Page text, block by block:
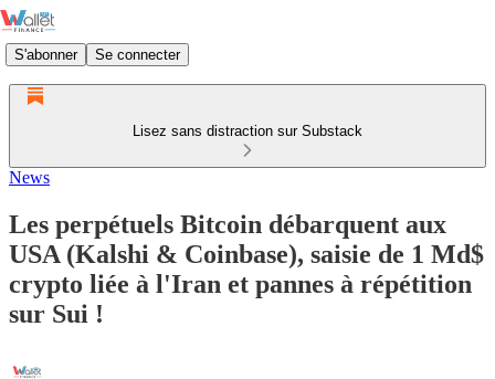
S'abonner Se connecter
Lisez sans distraction sur Substack
News
Les perpétuels Bitcoin débarquent aux
USA (Kalshi & Coinbase), saisie de 1 Md$
crypto liée à l'Iran et pannes à répétition
sur Sui !